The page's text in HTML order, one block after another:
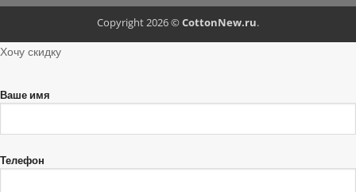
Copyright 2026 ©CottonNew.ru.
Хочу скидку
Ваше имя
Телефон